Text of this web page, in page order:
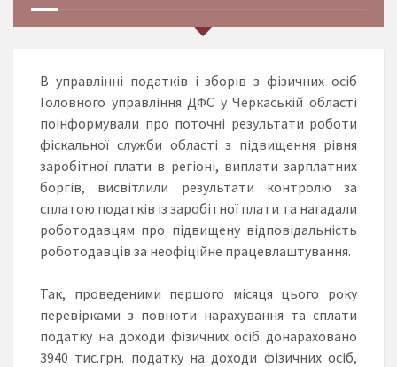
В управлінні податків і зборів з фізичних осіб
Головного управління ДФС у Черкаській області
поінформували про поточні результати роботи
фіскальної служби області з підвищення рівня
заробітної плати в регіоні, виплати зарплатних
боргів, висвітлили результати контролю за
сплатою податків із заробітної плати та нагадали
роботодавцям про підвищену відповідальність
роботодавців за неофіційне працевлаштування.
Так, проведеними першого місяця цього року
перевірками з повноти нарахування та сплати
податку на доходи фізичних осіб донараховано
3940 тис.грн. податку на доходи фізичних осіб,